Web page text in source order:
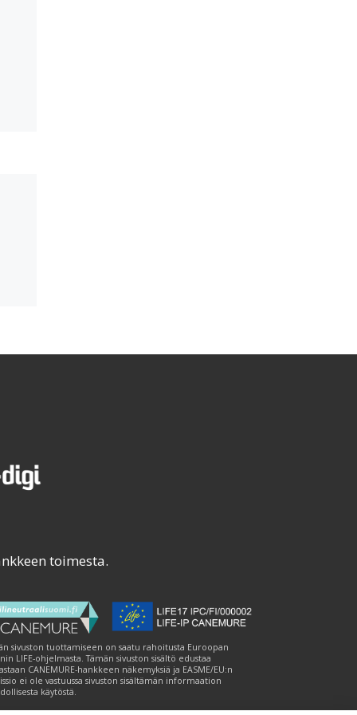
toimesta.
sivuston tuottamiseen on saatu rahoitusta Euroopan
LIFE-ohjelmasta. Tämän sivuston sisältö edustaa
CANEMURE-hankkeen näkemyksiä ja EASME/EU:n
ei ole vastuussa sivuston sisältämän informaation
käytöstä.